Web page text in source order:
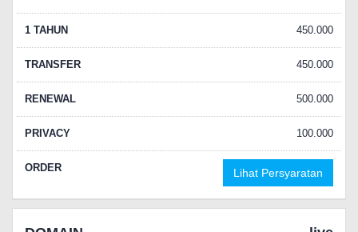
1 TAHUN 450.000
TRANSFER 450.000
RENEWAL 500.000
PRIVACY 100.000
ORDER Lihat Persyaratan